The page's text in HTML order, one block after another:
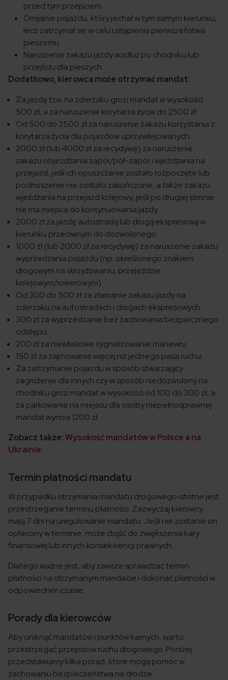
przed tym przejściem.
Omijanie pojazdu, który jechał w tym samym kierunku,
lecz zatrzymał się w celu ustąpienia pierwszeństwa
pieszemu.
Naruszenie zakazu jazdy wzdłuż po chodniku lub
przejściu dla pieszych.
Dodatkowo, kierowca może otrzymać mandat:
Za jazdę tzw. na zderzaku grozi mandat w wysokości
500 zł, a za naruszenie korytarza życia do 2500 zł.
Od 500 do 2500 zł za naruszenie zakazu korzystania z
korytarza życia dla pojazdów uprzywilejowanych.
2000 zł (lub 4000 zł za recydywę) za naruszenie
zakazu objeżdżania zapór/pół-zapór i wjeżdżania na
przejazd, jeśli ich opuszczanie zostało rozpoczęte lub
podnoszenie nie zostało zakończone, a także zakazu
wjeżdżania na przejazd kolejowy, jeśli po drugiej stronie
nie ma miejsca do kontynuowania jazdy.
2000 zł za jazdę autostradą lub drogą ekspresową w
kierunku przeciwnym do dozwolonego.
1000 zł (lub 2000 zł za recydywę) za naruszenie zakazu
wyprzedzania pojazdu (np. określonego znakiem
drogowym na skrzyżowaniu, przejeździe
kolejowym/rowerowym).
Od 300 do 500 zł za złamanie zakazu jazdy na
zderzaku na autostradach i drogach ekspresowych.
300 zł za wyprzedzanie bez zachowania bezpiecznego
odstępu.
200 zł za niewłaściwe sygnalizowanie manewru.
150 zł za zajmowanie więcej niż jednego pasa ruchu.
Za zatrzymanie pojazdu w sposób stwarzający
zagrożenie dla innych czy w sposób niedozwolony na
chodniku grozi mandat w wysokości od 100 do 300 zł, a
za parkowanie na miejscu dla osoby niepełnosprawnej
mandat wynosi 1200 zł.
Zobacz także:Wysokość mandatów w Polsce a na
Ukrainie.
Termin płatności mandatu
W przypadku otrzymania mandatu drogowego istotne jest
przestrzeganie terminu płatności. Zazwyczaj kierowcy
mają 7 dni na uregulowanie mandatu. Jeśli nie zostanie on
opłacony w terminie, może dojść do zwiększenia kary
finansowej lub innych konsekwencji prawnych.
Dlatego ważne jest, aby zawsze sprawdzać termin
płatności na otrzymanym mandacie i dokonać płatności w
odpowiednim czasie.
Porady dla kierowców
Aby uniknąć mandatów i punktów karnych, warto
przestrzegać przepisów ruchu drogowego. Poniżej
przedstawiamy kilka porad, które mogą pomóc w
zachowaniu bezpieczeństwa na drodze: